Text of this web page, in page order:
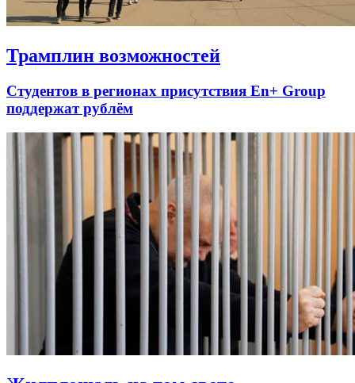
Трамплин возможностей
Студентов в регионах присутствия En+ Group
поддержат рублём